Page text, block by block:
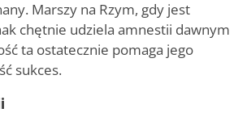
Marszy na Rzym, gdy jest
chętnie udziela amnestii dawnym
ta ostatecznie pomaga jego
sukces.